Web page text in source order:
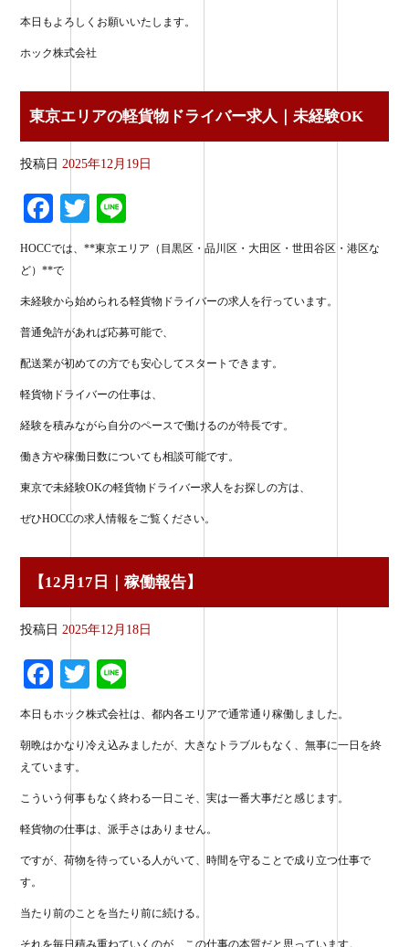
本日もよろしくお願いいたします。
ホック株式会社
東京エリアの軽貨物ドライバー求人｜未経験OK
投稿日 2025年12月19日
Fa
ce
bo
ok
T
wi
r
ne
HOCCでは、**東京エリア（目黒区・品川区・大田区・世田谷区・港区な
ど）**で
未経験から始められる軽貨物ドライバーの求人を行っています。
普通免許があれば応募可能で、
配送業が初めての方でも安心してスタートできます。
軽貨物ドライバーの仕事は、
経験を積みながら自分のペースで働けるのが特長です。
働き方や稼働日数についても相談可能です。
東京で未経験OKの軽貨物ドライバー求人をお探しの方は、
ぜひHOCCの求人情報をご覧ください。
【12月17日｜稼働報告】
投稿日 2025年12月18日
Fa
ce
bo
ok
T
wi
tte
r
ne
本日もホック株式会社は、都内各エリアで通常通り稼働しました。
朝晩はかなり冷え込みましたが、大きなトラブルもなく、無事に一日を終
えています。
こういう何事もなく終わる一日こそ、実は一番大事だと感じます。
軽貨物の仕事は、派手さはありません。
ですが、荷物を待っている人がいて、時間を守ることで成り立つ仕事で
す。
当たり前のことを当たり前に続ける。
それを毎日積み重ねていくのが、この仕事の本質だと思っています。